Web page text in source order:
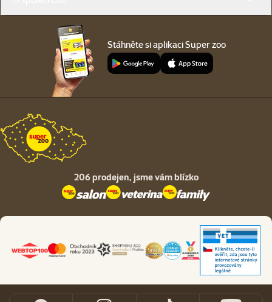
Stáhněte si aplikaci Super zoo
206 prodejen, jsme vám blízko